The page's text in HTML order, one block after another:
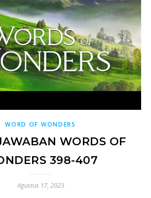
WORD OF WONDERS
WORDS OF
398-407
Agustus 17, 2023